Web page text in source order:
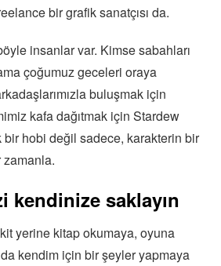
bir grafik sanatçısı da.
insanlar var. Kimse sabahları
çoğumuz geceleri oraya
buluşmak için
kafa dağıtmak için Stardew
hobi değil sadece, karakterin bir
zamanla.
kendinize saklayın
yerine kitap okumaya, oyuna
da kendim için bir şeyler yapmaya